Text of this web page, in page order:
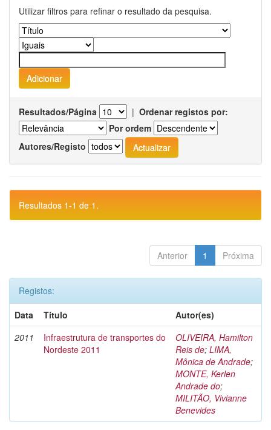
Utilizar filtros para refinar o resultado da pesquisa.
Resultados/Página | Ordenar registos por:
Por ordem
Autores/Registo
Resultados 1-1 de 1.
Anterior 1 Próxima
Registos:
Data
Título
Autor(es)
2011
Infraestrutura de transportes do
Nordeste 2011
OLIVEIRA, Hamilton
Reis de; LIMA,
Mônica de Andrade;
MONTE, Kerlen
Andrade do;
MILITÃO, Vivianne
Benevides